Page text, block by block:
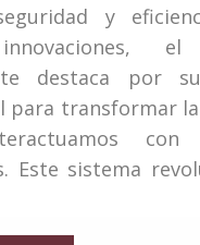
y
el
destaca por
para transformar
con
Este sistema